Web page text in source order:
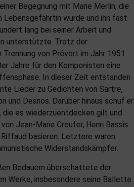
Begegnung mit Marie Merlin, die
Lebensgefährtin wurde und ihn fast
lang bei seiner Arbeit und
unterstützte. Trotz der
von Prévert im Jahr 1951
Jahre für den Komponisten eine
In dieser Zeit entstanden
Lieder zu Gedichten von Sartre,
und Desnos. Darüber hinaus schuf er
die es wiederzuentdecken gilt und
Jean-Marie Croufer, Henri Bassis
basieren. Letztere waren
Widerstandskämpfer.
Bedauern überschattete der
Werke, insbesondere seine Ballette.